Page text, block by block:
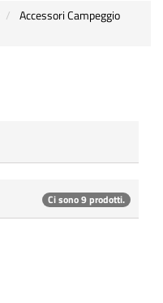
Accessori Campeggio
Ci sono 9 prodotti.